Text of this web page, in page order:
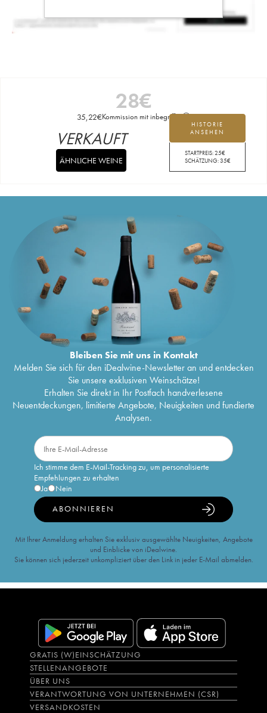
28€
35,22€Kommission mit inbegriffen
HISTORIE
ANSEHEN
STARTPREIS:25€
SCHÄTZUNG:35€
VERKAUFT
ÄHNLICHE WEINE
Bleiben Sie mit uns in Kontakt
Melden Sie sich für den iDealwine-Newsletter an und entdecken
Sie unsere exklusiven Weinschätze!
Erhalten Sie direkt in Ihr Postfach handverlesene
Neuentdeckungen, limitierte Angebote, Neuigkeiten und fundierte
Analysen.
Ich stimme dem E-Mail-Tracking zu, um personalisierte
Empfehlungen zu erhalten
Ja
Nein
ABONNIEREN
Mit Ihrer Anmeldung erhalten Sie exklusiv ausgewählte Neuigkeiten, Angebote
und Einblicke von iDealwine.
Sie können sich jederzeit unkompliziert über den Link in jeder E-Mail abmelden.
GRATIS (W)EINSCHÄTZUNG
STELLENANGEBOTE
ÜBER UNS
VERANTWORTUNG VON UNTERNEHMEN (CSR)
VERSANDKOSTEN